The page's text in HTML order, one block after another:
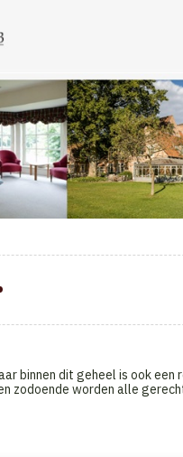
binnen dit geheel is ook een
zodoende worden alle